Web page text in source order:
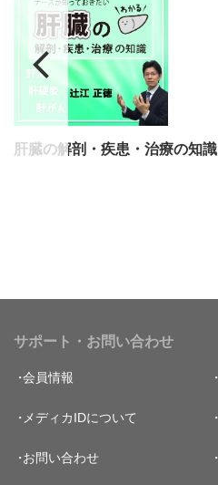
肝臓の解剖・疾患・治療の知識
サポート・お問い合わせ
会員情報
メディカIDについて
お問い合わせ